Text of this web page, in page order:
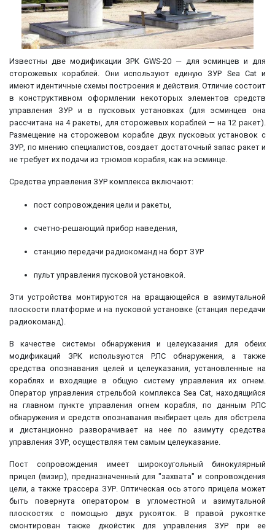
Известны две модификации ЗРК GWS-20 — для эсминцев и для
сторожевых кораблей. Они используют единую ЗУР Sea Cat и
имеют идентичные схемы построения и действия. Отличие состоит
в конструктивном оформлении некоторых элементов средств
управления ЗУР и в пусковых установках (для эсминцев она
рассчитана на 4 ракеты, для сторожевых кораблей — на 12 ракет).
Размещение на сторожевом корабле двух пусковых установок с
ЗУР, по мнению специалистов, создает достаточный запас ракет и
не требует их подачи из трюмов корабля, как на эсминце.
Средства управления ЗУР комплекса включают:
пост сопровождения цели и ракеты,
счетно-решающий прибор наведения,
станцию передачи радиокоманд на борт ЗУР
пульт управления пусковой установкой.
Эти устройства монтируются на вращающейся в азимутальной
плоскости платформе и на пусковой установке (станция передачи
радиокоманд).
В качестве системы обнаружения и целеуказания для обеих
модификаций ЗРК используются РЛС обнаружения, а также
средства опознавания целей и целеуказания, установленные на
кораблях и входящие в общую систему управления их огнем.
Оператор управления стрельбой комплекса Sea Cat, находящийся
на главном пункте управления огнем корабля, по данным РЛС
обнаружения и средств опознавания выбирает цель для обстрела
и дистанционно разворачивает на нее по азимуту средства
управления ЗУР, осуществляя тем самым целеуказание.
Пост сопровождения имеет широкоугольный бинокулярный
прицел (визир), предназначенный для "захвата" и сопровождения
цели, а также трассера ЗУР. Оптическая ось этого прицела может
быть повернута оператором в угломестной и азимутальной
плоскостях с помощью двух рукояток. В правой рукоятке
смонтирован также джойстик для управления ЗУР при ее